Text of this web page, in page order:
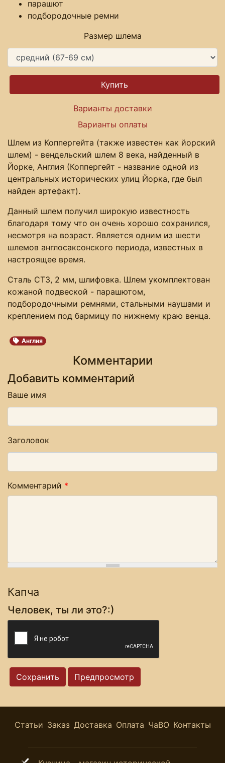
парашют
подбородочные ремни
Размер шлема
Варианты доставки
Варианты оплаты
Шлем из Коппергейта (также известен как йорский
шлем) - вендельский шлем 8 века, найденный в
Йорке, Англия (Коппергейт - название одной из
центральных исторических улиц Йорка, где был
найден артефакт).
Данный шлем получил широкую известность
благодаря тому что он очень хорошо сохранился,
несмотря на возраст. Является одним из шести
шлемов англосаксонского периода, известных в
настроящее время.
Сталь СТ3, 2 мм, шлифовка. Шлем укомплектован
кожаной подвеской - парашютом,
подбородочными ремнями, стальными наушами и
креплением под бармицу по нижнему краю венца.
Англия
Комментарии
Добавить комментарий
Ваше имя
Заголовок
Комментарий *
Капча
Человек, ты ли это?:)
Статьи Заказ Доставка Оплата ЧаВО Контакты